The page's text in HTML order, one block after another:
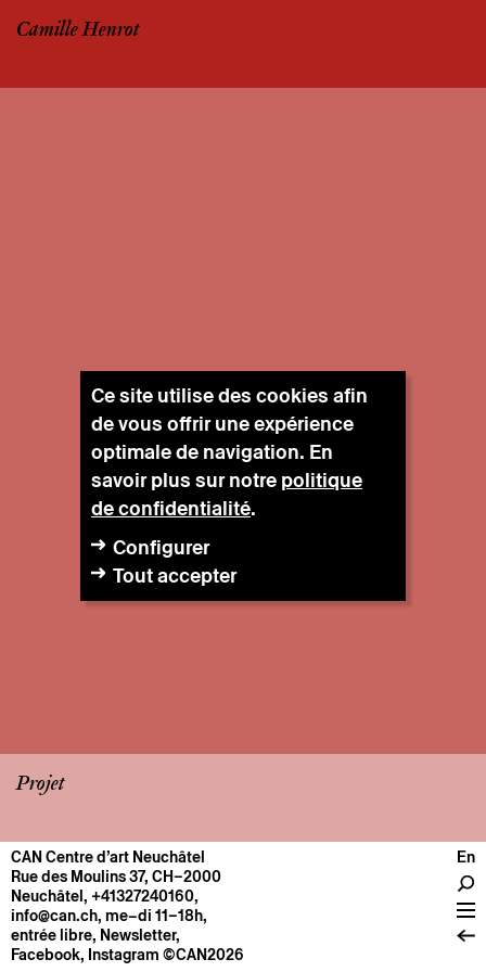
Camille Henrot
Projet
CENTRE
Infos pratiques
Fonctionnement
À propos
CAN Centre d’art Neuchâtel
Rue des Moulins 37, CH–2000
Neuchâtel, +41327240160,
info@can.ch, me–di 11–18h,
entrée libre, Newsletter,
Facebook, Instagram ©CAN2026
En
Ce site utilise des cookies afin
de vous offrir une expérience
optimale de navigation. En
savoir plus sur notre politique
de confidentialité.
Configurer
Tout accepter